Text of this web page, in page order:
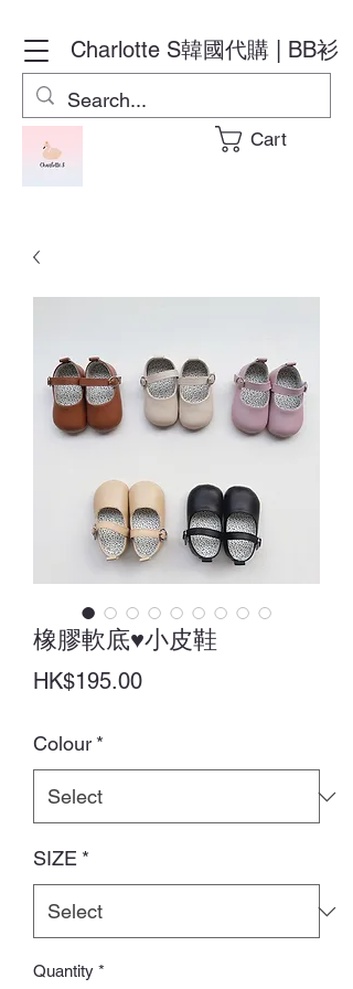
Charlotte S韓國代購 | BB衫
Cart
橡膠軟底♥小皮鞋
HK$195.00Price
Colour *
SIZE *
Quantity *